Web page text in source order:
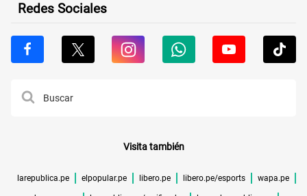
Redes Sociales
Visita también
larepublica.pe elpopular.pe libero.pe libero.pe/esports wapa.pe